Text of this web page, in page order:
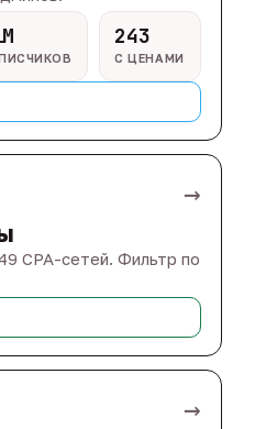
243
С ЦЕНАМИ
→
CPA-сетей. Фильтр по
→